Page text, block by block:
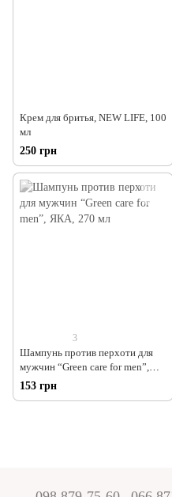
Крем для бритья, NEW LIFE, 100
мл
250 грн
3
Шампунь против перхоти для
мужчин “Green care for men”,
ЯКА, 270 мл
153 грн